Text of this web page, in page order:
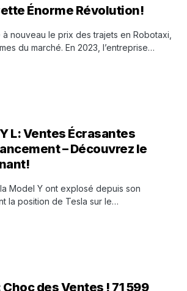
Énorme Révolution!
nouveau le prix des trajets en Robotaxi,
du marché. En 2023, l’entreprise…
L: Ventes Écrasantes
– Découvrez le
Model Y ont explosé depuis son
la position de Tesla sur le…
des Ventes ! 71 599